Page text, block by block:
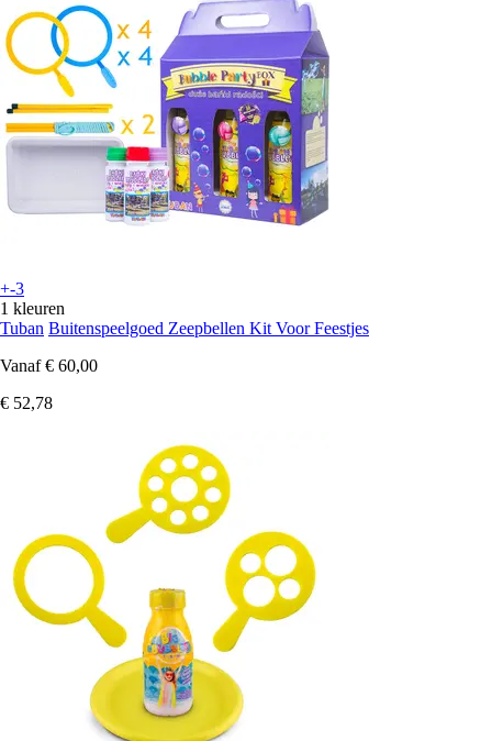
+-3
1 kleuren
Tuban Buitenspeelgoed Zeepbellen Kit Voor Feestjes
Vanaf € 60,00
€ 52,78